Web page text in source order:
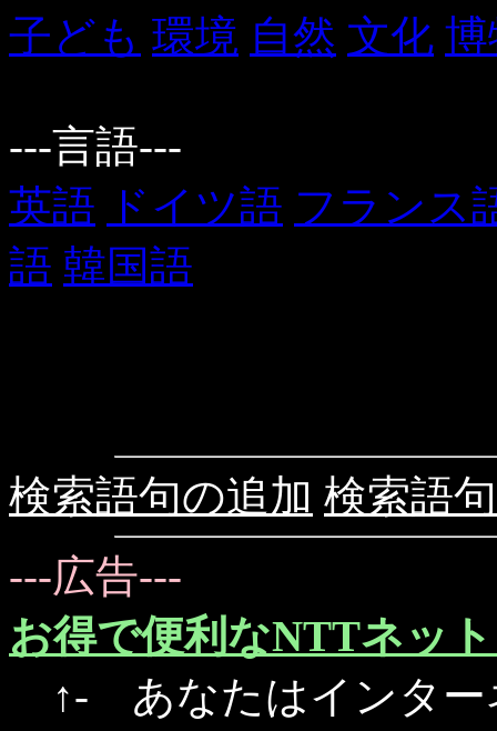
子ども 環境 自然 文化
---言語---
英語 ドイツ語 フランス
語 韓国語
検索語句の追加 検索語
---広告---
お得で便利なNTTネッ
↑- あなたはインター